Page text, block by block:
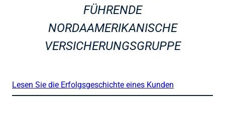
FÜHRENDE
NORDAAMERIKANISCHE
VERSICHERUNGSGRUPPE
Lesen Sie die Erfolgsgeschichte eines Kunden